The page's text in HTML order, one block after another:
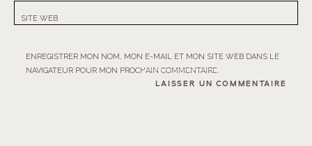
SITE WEB
ENREGISTRER MON NOM, MON E-MAIL ET MON SITE WEB DANS LE
NAVIGATEUR POUR MON PROCHAIN COMMENTAIRE.